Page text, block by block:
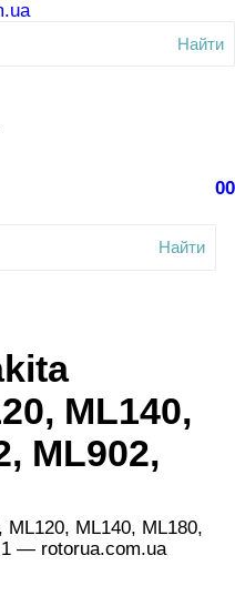
Найти
00
Найти
ML140,
ML902,